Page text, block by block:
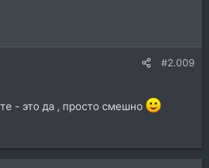
#2.009
- это да , просто смешно